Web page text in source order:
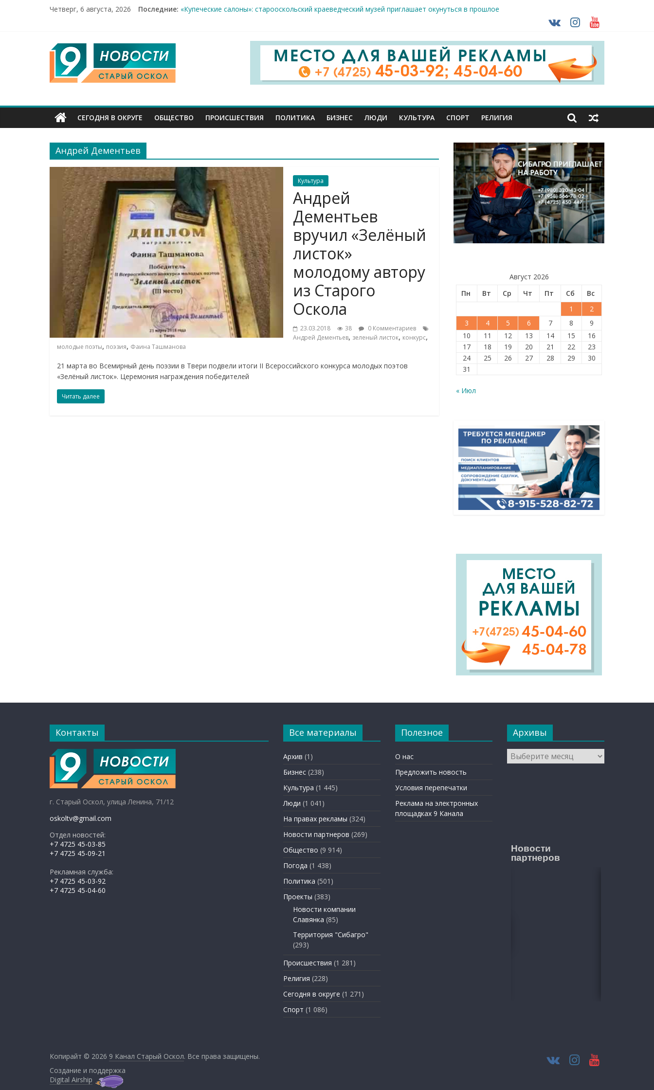
Четверг, 6 августа, 2026 Последние: «Купеческие салоны»: старооскольский краеведческий музей приглашает окунуться в прошлое
100%-я раскрываемость особо тяжких преступлений: в Старооскольском отделе СК подвели итоги первого полугодия
Новое сердце: старооскольский тренер Георгий Золотых нуждается в срочной трансплантации
Рейд по местам несанкционированной торговли: что и где можно продавать без штрафа?
9
Канал
Старый
Оскол
СЕГОДНЯ В ОКРУГЕ ОБЩЕСТВО ПРОИСШЕСТВИЯ ПОЛИТИКА БИЗНЕС ЛЮДИ КУЛЬТУРА СПОРТ РЕЛИГИЯ
Андрей Дементьев
Культура
Андрей
Дементьев
вручил «Зелёный
листок»
молодому автору
из Старого
Оскола
23.03.2018 38
0 Комментариев
Андрей Дементьев, зеленый листок, конкурс,
молодые поэты, поэзия, Фаина Ташманова
21 марта во Всемирный день поэзии в Твери подвели итоги II Всероссийского конкурса молодых поэтов
«Зелёный листок». Церемония награждения победителей
Читать далее
Август 2026
Пн
Вт Ср Чт Пт Сб
Вс
1
2
3
4 5 6 7 8
9
10
11 12 13 14 15
16
17
18 19 20 21 22
23
24
25 26 27 28 29
30
31
« Июл
Контакты
г. Старый Оскол, улица Ленина, 71/12
oskoltv@gmail.com
Отдел новостей:
+7 4725 45-03-85
+7 4725 45-09-21
Рекламная служба:
+7 4725 45-03-92
+7 4725 45-04-60
Все материалы
Архив (1)
Бизнес (238)
Культура (1 445)
Люди (1 041)
На правах рекламы (324)
Новости партнеров (269)
Общество (9 914)
Погода (1 438)
Политика (501)
Проекты (383)
Новости компании
Славянка (85)
Территория "Сибагро"
(293)
Происшествия (1 281)
Религия (228)
Сегодня в округе (1 271)
Спорт (1 086)
Полезное
О нас
Предложить новость
Условия перепечатки
Реклама на электронных
площадках 9 Канала
Архивы
Архивы
Новости
партнеров
Копирайт © 2026 9 Канал Старый Оскол. Все права защищены.
Создание и поддержка
Digital Airship